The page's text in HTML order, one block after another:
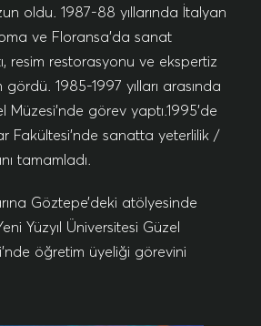
oldu. 1987-88 yıllarında İtalyan
ve Floransa’da sanat
resim restorasyonu ve ekspertiz
1985-1997 yılları arasında
Müzesi’nde görev yaptı.1995’de
Fakültesi’nde sanatta yeterlilik /
tamamladı.
Göztepe’deki atölyesinde
Yüzyıl Üniversitesi Güzel
öğretim üyeliği görevini